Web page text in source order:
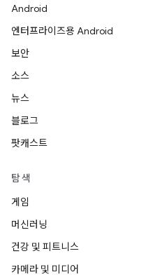
Android
엔터프라이즈용 Android
보안
소스
뉴스
블로그
팟캐스트
탐색
게임
머신러닝
건강 및 피트니스
카메라 및 미디어